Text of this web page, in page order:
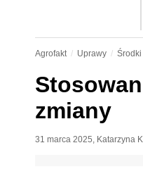
Agrofakt Uprawy
zmiany
31 marca 2025, Katarzyna